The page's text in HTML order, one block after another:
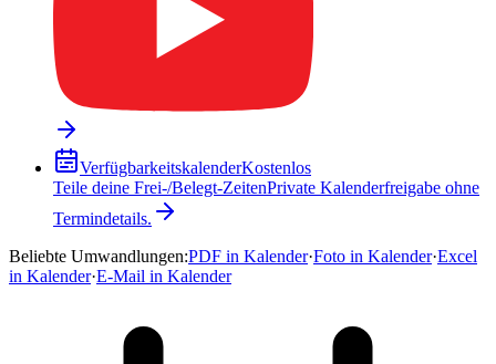
VerfügbarkeitskalenderKostenlos
Teile deine Frei-/Belegt-ZeitenPrivate Kalenderfreigabe ohne
Termindetails.
Beliebte Umwandlungen:PDF in Kalender·Foto in Kalender·Excel
in Kalender·E-Mail in Kalender